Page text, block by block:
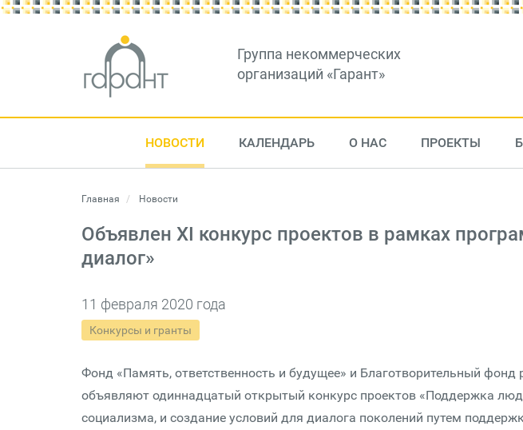
Группа некоммерческих
организаций «Гарант»
НОВОСТИ КАЛЕНДАРЬ О НАС ПРОЕКТЫ
Главная Новости
Объявлен XI конкурс проектов в рамках
диалог»
11 февраля 2020 года
Конкурсы и гранты
Фонд «Память, ответственность и будущее» и Благотворительный
объявляют одиннадцатый открытый конкурс проектов «Поддержка
социализма, и создание условий для диалога поколений путем